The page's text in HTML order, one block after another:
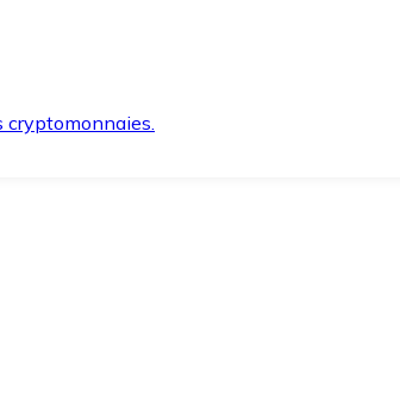
cryptomonnaies.
toute sécurité.
en avez besoin.